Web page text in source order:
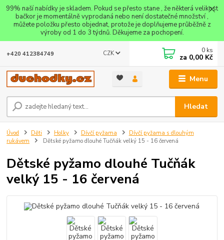
99% naší nabídky je skladem. Pokud se přesto stane , že některá velikost
bačkor je momentálně vyprodaná nebo není dostatečné množství ,
můžete položku přesto objednat, protože je doplňujeme průběžně z
výroby od 1 do 3 týdnů. Děkujeme za pochopení.
Menu
CZK
Hledat
+420 412384749 0 ks
za 0,00 Kč
Úvod Děti Holky Dívčí pyžama
Dívčí pyžama s dlouhým
rukávem
Dětské pyžamo dlouhé Tučňák velký 15 - 16 červená
Dětské pyžamo dlouhé Tučňák
velký 15 - 16 červená